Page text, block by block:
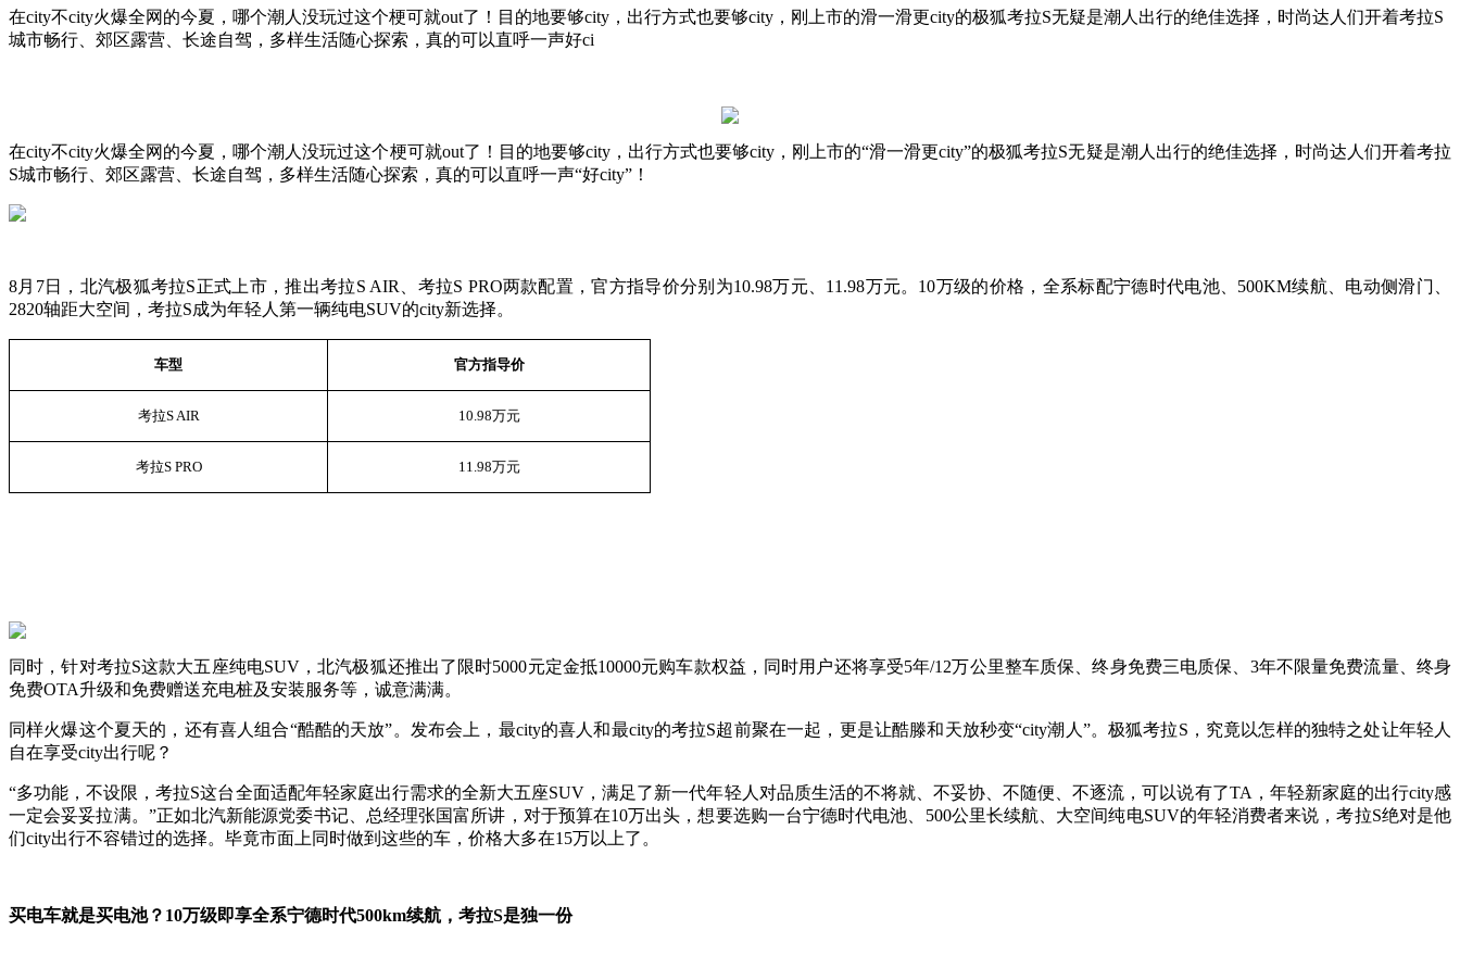
在city不city火爆全网的今夏，哪个潮人没玩过这个梗可就out了！目的地要够city，出行方式也要够city，刚上市的滑一滑更city的极狐考拉S无疑是潮人出行的绝佳选择，时尚达人们开着考拉S
城市畅行、郊区露营、长途自驾，多样生活随心探索，真的可以直呼一声好ci
在city不city火爆全网的今夏，哪个潮人没玩过这个梗可就out了！目的地要够city，出行方式也要够city，刚上市的“滑一滑更city”的极狐考拉S无疑是潮人出行的绝佳选择，时尚达人们开着考拉
S城市畅行、郊区露营、长途自驾，多样生活随心探索，真的可以直呼一声“好city”！
8月7日，北汽极狐考拉S正式上市，推出考拉S AIR、考拉S PRO两款配置，官方指导价分别为10.98万元、11.98万元。10万级的价格，全系标配宁德时代电池、500KM续航、电动侧滑门、
2820轴距大空间，考拉S成为年轻人第一辆纯电SUV的city新选择。
车型 官方指导价
考拉S AIR 10.98万元
考拉S PRO 11.98万元
同时，针对考拉S这款大五座纯电SUV，北汽极狐还推出了限时5000元定金抵10000元购车款权益，同时用户还将享受5年/12万公里整车质保、终身免费三电质保、3年不限量免费流量、终身
免费OTA升级和免费赠送充电桩及安装服务等，诚意满满。
同样火爆这个夏天的，还有喜人组合“酷酷的天放”。发布会上，最city的喜人和最city的考拉S超前聚在一起，更是让酷滕和天放秒变“city潮人”。极狐考拉S，究竟以怎样的独特之处让年轻人
自在享受city出行呢？
“多功能，不设限，考拉S这台全面适配年轻家庭出行需求的全新大五座SUV，满足了新一代年轻人对品质生活的不将就、不妥协、不随便、不逐流，可以说有了TA，年轻新家庭的出行city感
一定会妥妥拉满。”正如北汽新能源党委书记、总经理张国富所讲，对于预算在10万出头，想要选购一台宁德时代电池、500公里长续航、大空间纯电SUV的年轻消费者来说，考拉S绝对是他
们city出行不容错过的选择。毕竟市面上同时做到这些的车，价格大多在15万以上了。
买电车就是买电池？10万级即享全系宁德时代500km续航，考拉S是独一份